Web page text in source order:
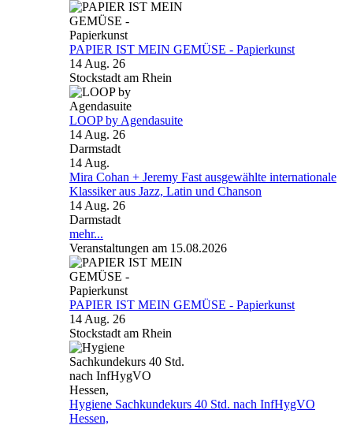
PAPIER IST MEIN GEMÜSE - Papierkunst
14 Aug. 26
Stockstadt am Rhein
LOOP by Agendasuite
14 Aug. 26
Darmstadt
14 Aug.
Mira Cohan + Jeremy Fast ausgewählte internationale
Klassiker aus Jazz, Latin und Chanson
14 Aug. 26
Darmstadt
mehr...
Veranstaltungen am 15.08.2026
PAPIER IST MEIN GEMÜSE - Papierkunst
14 Aug. 26
Stockstadt am Rhein
Hygiene Sachkundekurs 40 Std. nach InfHygVO
Hessen,